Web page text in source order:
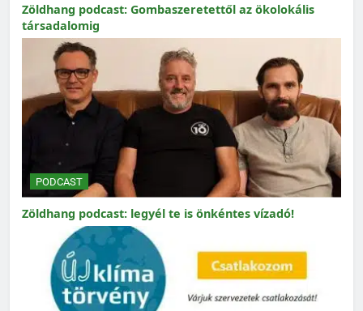
Zöldhang podcast: Gombaszeretettől az ökolokális
társadalomig
PODCAST
Zöldhang podcast: legyél te is önkéntes vízadó!